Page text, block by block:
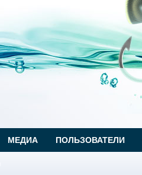
МЕДИА ПОЛЬЗОВАТЕЛИ